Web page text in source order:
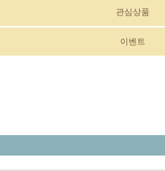
관심상품
이벤트